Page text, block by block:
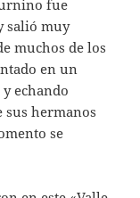
fue
salió muy
muchos de los
en un
echando
sus hermanos
se